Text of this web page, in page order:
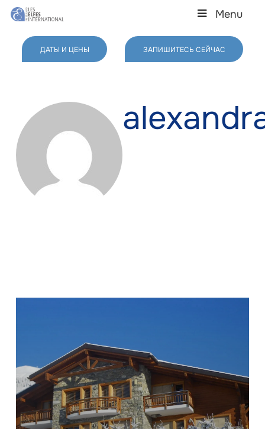
Skip
content
Menu
ДАТЫ И ЦЕНЫ ЗАПИШИТЕСЬ СЕЙЧАС
Close
Menu